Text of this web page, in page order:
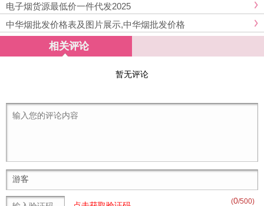
电子烟货源最低价一件代发2025
中华烟批发价格表及图片展示,中华烟批发价格
相关评论
暂无评论
(0/500)